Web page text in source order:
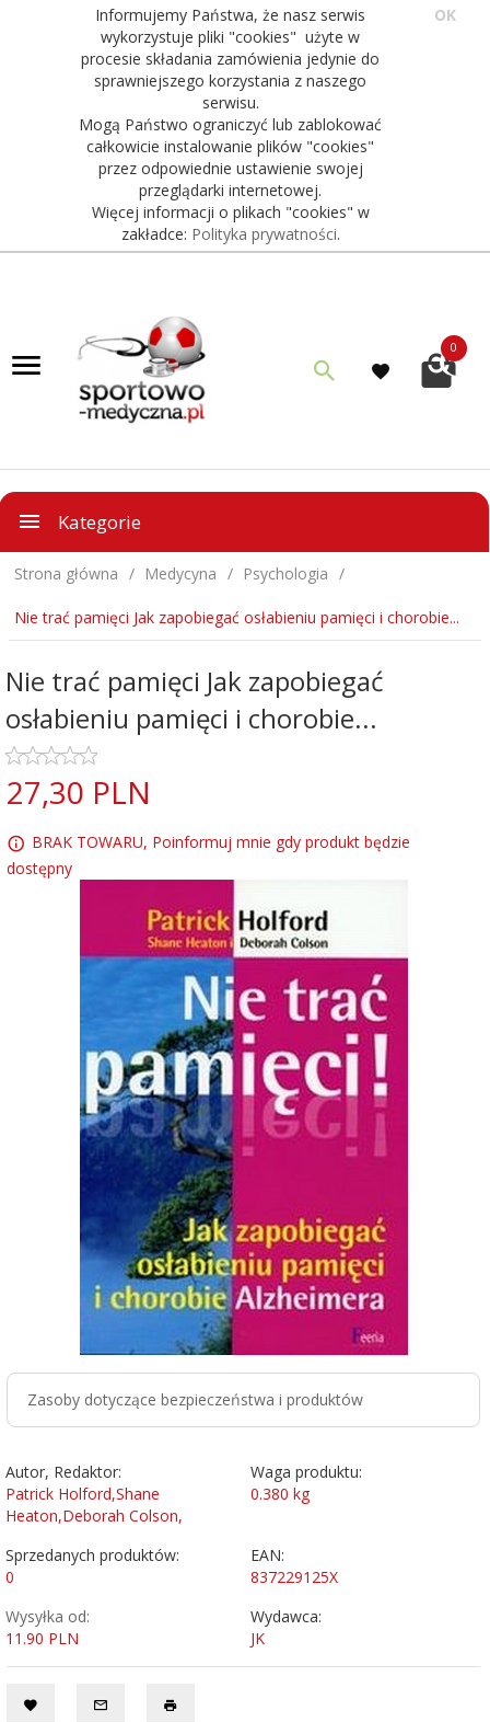
Informujemy Państwa, że nasz serwis
wykorzystuje pliki "cookies" użyte w
procesie składania zamówienia jedynie do
sprawniejszego korzystania z naszego
serwisu.
Mogą Państwo ograniczyć lub zablokować
całkowicie instalowanie plików "cookies"
przez odpowiednie ustawienie swojej
przeglądarki internetowej.
Więcej informacji o plikach "cookies" w
zakładce: Polityka prywatności.
OK
0
Kategorie
Strona główna Medycyna Psychologia
Nie trać pamięci Jak zapobiegać osłabieniu pamięci i chorobie...
Nie trać pamięci Jak zapobiegać
osłabieniu pamięci i chorobie...
27,30 PLN
BRAK TOWARU, Poinformuj mnie gdy produkt będzie
dostępny
Zasoby dotyczące bezpieczeństwa i produktów
Autor, Redaktor:
Patrick Holford,Shane
Heaton,Deborah Colson,
Waga produktu:
0.380 kg
Sprzedanych produktów:
0
EAN:
837229125X
Wysyłka od:
11.90 PLN
Wydawca:
JK